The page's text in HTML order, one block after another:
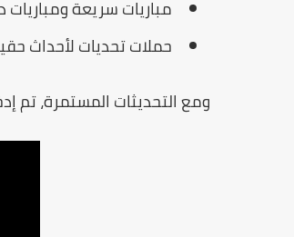
مباريات سريعة
حملات تحديات لأحداث
ومع التحديثات المستمرة، تم